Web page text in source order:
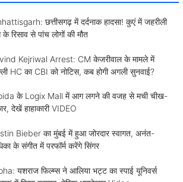
छत्तीसगढ़ में दर्दनाक हादसा! कुएं में जहरीली
रिसाव से पांच लोगों की मौत
Kejriwal Arrest: CM केजरीवाल के मामले में
HC का CBI को नोटिस, कब होगी अगली सुनवाई?
के Logix Mall में आग लगने की वजह से मची चीख-
देखें हाहाकारी VIDEO
Bieber का मुंबई में हुआ जोरदार स्वागत, अनंत-
के संगीत में परफॉर्म करेंगे सिंगर
यशराज फिल्म्स ने आलिया भट्ट का स्पाई यूनिवर्स